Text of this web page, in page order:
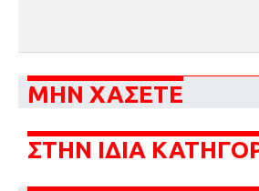
ΜΗΝ ΧΑΣΕΤΕ
ΣΤΗΝ ΙΔΙΑ